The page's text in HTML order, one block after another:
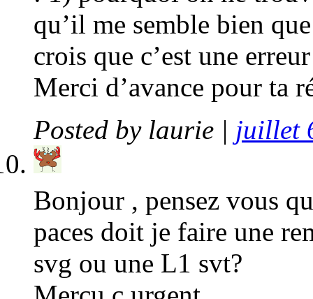
qu’il me semble bien
crois que c’est une
Merci d’avance pour ta
Posted by laurie | juillet
Bonjour , pensez vous
paces doit je faire une
svg ou une L1 svt?